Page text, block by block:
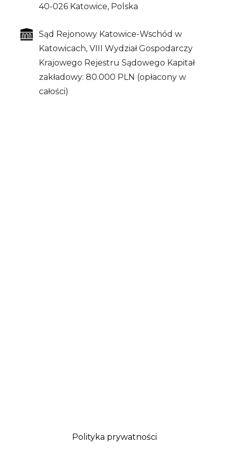
40-026 Katowice, Polska
Sąd Rejonowy Katowice-Wschód w
Katowicach, VIII Wydział Gospodarczy
Krajowego Rejestru Sądowego Kapitał
zakładowy: 80.000 PLN (opłacony w
całości)
Polityka prywatności